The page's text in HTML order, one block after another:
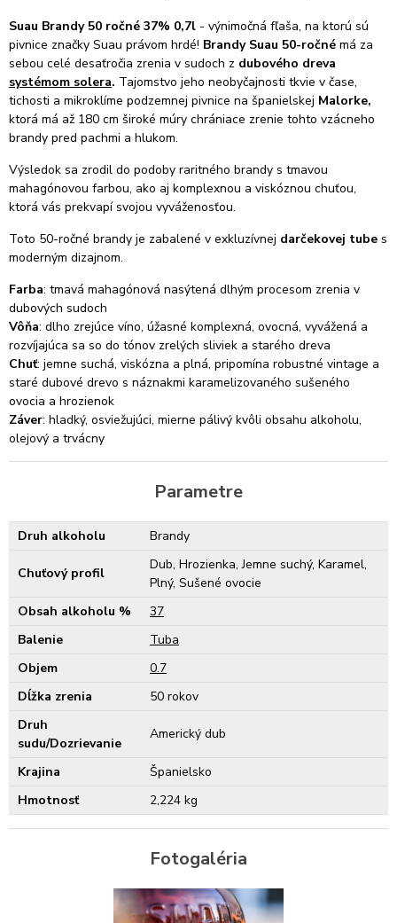
Suau Brandy 50 ročné 37% 0,7l - výnimočná fľaša, na ktorú sú
pivnice značky Suau právom hrdé! Brandy Suau 50-ročné má za
sebou celé desaťročia zrenia v sudoch z dubového dreva
systémom solera. Tajomstvo jeho neobyčajnosti tkvie v čase,
tichosti a mikroklíme podzemnej pivnice na španielskej Malorke,
ktorá má až 180 cm široké múry chrániace zrenie tohto vzácneho
brandy pred pachmi a hlukom.
Výsledok sa zrodil do podoby raritného brandy s tmavou
mahagónovou farbou, ako aj komplexnou a viskóznou chuťou,
ktorá vás prekvapí svojou vyváženosťou.
Toto 50-ročné brandy je zabalené v exkluzívnej darčekovej tube s
moderným dizajnom.
Farba: tmavá mahagónová nasýtená dlhým procesom zrenia v
dubových sudoch
Vôňa: dlho zrejúce víno, úžasné komplexná, ovocná, vyvážená a
rozvíjajúca sa so do tónov zrelých sliviek a starého dreva
Chuť: jemne suchá, viskózna a plná, pripomína robustné vintage a
staré dubové drevo s náznakmi karamelizovaného sušeného
ovocia a hrozienok
Záver: hladký, osviežujúci, mierne pálivý kvôli obsahu alkoholu,
olejový a trvácny
Parametre
Druh alkoholu Brandy
Chuťový profil
Dub, Hrozienka, Jemne suchý, Karamel,
Plný, Sušené ovocie
Obsah alkoholu %
37
Balenie
Tuba
Objem
0.7
Dĺžka zrenia
50 rokov
Druh
sudu/Dozrievanie
Americký dub
Krajina
Španielsko
Hmotnosť
2,224 kg
Fotogaléria